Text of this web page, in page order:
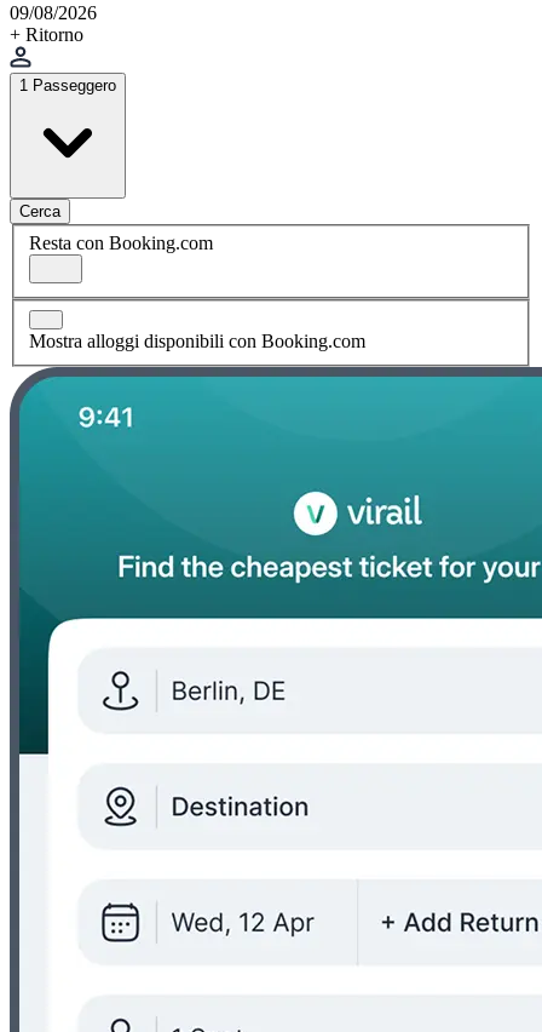
09/08/2026
+ Ritorno
1 Passeggero
Cerca
Resta con Booking.com
Mostra alloggi disponibili con Booking.com